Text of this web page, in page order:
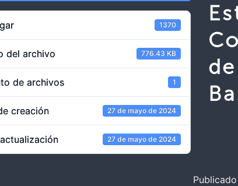
1370
del archivo 776.43 KB
de archivos 1
creación 27 de mayo de 2024
27 de mayo de 2024